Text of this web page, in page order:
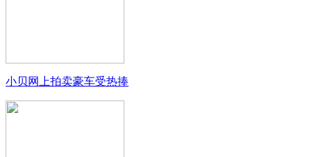
小贝网上拍卖豪车受热捧